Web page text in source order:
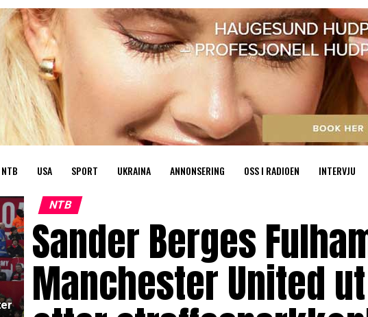
NTB USA SPORT UKRAINA ANNONSERING OSS I RADIOEN INTERVJU
NTB
Sander Berges
Manchester United